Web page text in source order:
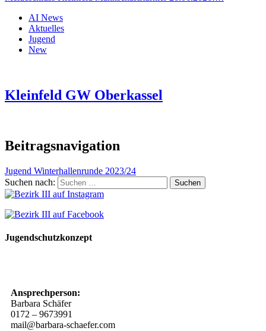
AI News
Aktuelles
Jugend
New
Kleinfeld GW Oberkassel
Beitragsnavigation
Jugend Winterhallenrunde 2023/24
Suchen nach:
Jugendschutzkonzept
Ansprechperson:
Barbara Schäfer
0172 – 9673991
mail@barbara-schaefer.com